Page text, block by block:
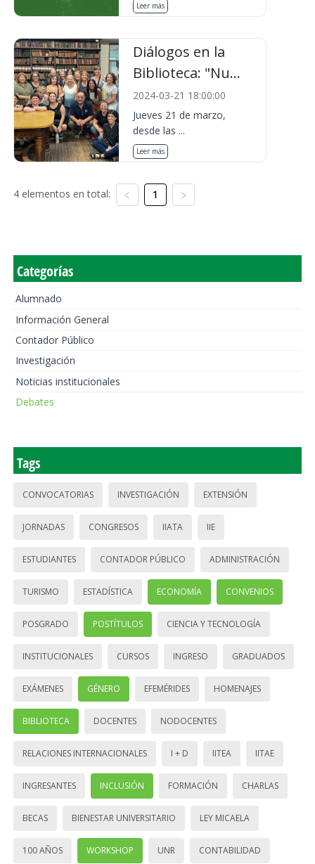
Leer más
Diálogos en la
Biblioteca: "Nu...
2024-03-21 18:00:00
Jueves 21 de marzo,
desde las ...
Leer más
4 elementos en total: 1
Categorías
Alumnado
Información General
Contador Público
Investigación
Noticias institucionales
Debates
Tags
CONVOCATORIAS INVESTIGACIÓN EXTENSIÓN
JORNADAS CONGRESOS IIATA IIE
ESTUDIANTES CONTADOR PÚBLICO ADMINISTRACIÓN
TURISMO ESTADÍSTICA ECONOMÍA CONVENIOS
POSGRADO POSTÍTULOS CIENCIA Y TECNOLOGÍA
INSTITUCIONALES CURSOS INGRESO GRADUADOS
EXÁMENES GÉNERO EFEMÉRIDES HOMENAJES
BIBLIOTECA DOCENTES NODOCENTES
RELACIONES INTERNACIONALES I + D IITEA IITAE
INGRESANTES INCLUSIÓN FORMACIÓN CHARLAS
BECAS BIENESTAR UNIVERSITARIO LEY MICAELA
100 AÑOS WORKSHOP UNR CONTABILIDAD